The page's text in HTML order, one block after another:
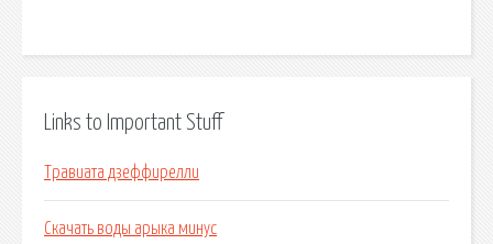
Links to Important Stuff
Травиата дзеффирелли
Скачать воды арыка минус